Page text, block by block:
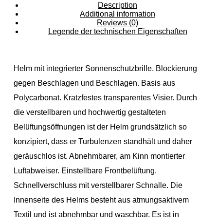
Description
Additional information
Reviews (0)
Legende der technischen Eigenschaften
Helm mit integrierter Sonnenschutzbrille. Blockierung
gegen Beschlagen und Beschlagen. Basis aus
Polycarbonat. Kratzfestes transparentes Visier. Durch
die verstellbaren und hochwertig gestalteten
Belüftungsöffnungen ist der Helm grundsätzlich so
konzipiert, dass er Turbulenzen standhält und daher
geräuschlos ist. Abnehmbarer, am Kinn montierter
Luftabweiser. Einstellbare Frontbelüftung.
Schnellverschluss mit verstellbarer Schnalle. Die
Innenseite des Helms besteht aus atmungsaktivem
Textil und ist abnehmbar und waschbar. Es ist in